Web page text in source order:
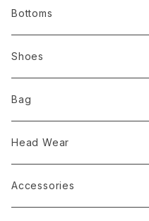
ALWEL オルウェル
Bring ブリング
comm.arch. コムアーチ
chaoras
D.M.G domingo ドミンゴ
HOUDINI
GOSSAMER GEAR
Nruc
Mountain Johnny
PAPERSKY WEAR
シューズ
バッグ
服飾雑貨
ボトムス
シューズ
バッグ
服飾雑貨
Bottoms
Shoes
Bag
Head Wear
Accessories